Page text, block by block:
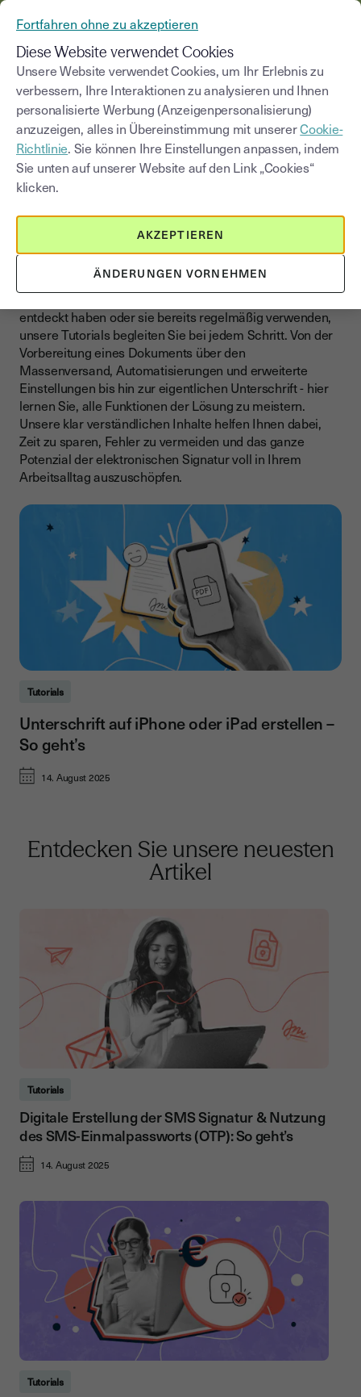
Blog|Online unterschreiben >Tutorials
Kategorie auswählen Saisissez un terme
Tutorials
Erlernen Sie die Nutzung der
elektronischen Signatur mit
praxisorientierten Tutorials
Ob Sie die elektronische Signatur gerade erst für sich
entdeckt haben oder sie bereits regelmäßig verwenden,
unsere Tutorials begleiten Sie bei jedem Schritt. Von der
Vorbereitung eines Dokuments über den
Massenversand, Automatisierungen und erweiterte
Einstellungen bis hin zur eigentlichen Unterschrift - hier
lernen Sie, alle Funktionen der Lösung zu meistern.
Unsere klar verständlichen Inhalte helfen Ihnen dabei,
Zeit zu sparen, Fehler zu vermeiden und das ganze
Potenzial der elektronischen Signatur voll in Ihrem
Arbeitsalltag auszuschöpfen.
Tutorials
14. August 2025
Unterschrift auf iPhone oder iPad erstellen –
So geht’s
Entdecken Sie unsere neuesten
Artikel
Tutorials
Digitale Erstellung der SMS Signatur & Nutzung
des SMS-Einmalpassworts (OTP): So geht’s
14. August 2025
Tutorials
Fortfahren ohne zu akzeptieren
Diese Website verwendet Cookies
Unsere Website verwendet Cookies, um Ihr Erlebnis zu
verbessern, Ihre Interaktionen zu analysieren und Ihnen
personalisierte Werbung (Anzeigenpersonalisierung)
anzuzeigen, alles in Übereinstimmung mit unsererCookie-
Richtlinie. Sie können Ihre Einstellungen anpassen, indem
Sie unten auf unserer Website auf den Link „Cookies“
klicken.
ÄNDERUNGEN VORNEHMEN
AKZEPTIEREN